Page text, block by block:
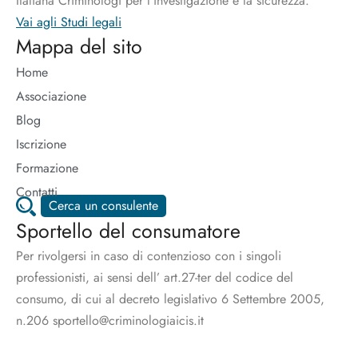
Vai agli Studi legali
Mappa del sito
Home
Associazione
Blog
Iscrizione
Formazione
Contatti
Cerca un consulente
Sportello del consumatore
Per rivolgersi in caso di contenzioso con i singoli
professionisti, ai sensi dell’ art.27-ter del codice del
consumo, di cui al decreto legislativo 6 Settembre 2005,
n.206 sportello@criminologiaicis.it